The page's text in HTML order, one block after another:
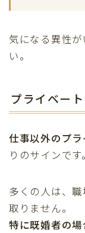
気になる異性
い。
プライベー
仕事以外のプ
りのサインです。
多くの人は、
取りません。
特に既婚者の